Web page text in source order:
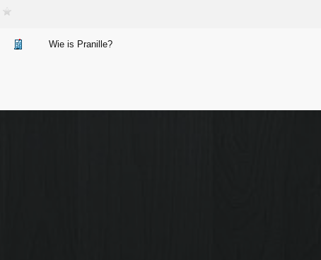
Wie is Pranille?